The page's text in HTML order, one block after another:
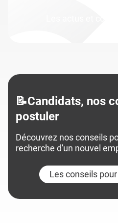
📝Candidats, nos
postuler
Découvrez nos conseils
recherche d'un nouvel
Les conseils